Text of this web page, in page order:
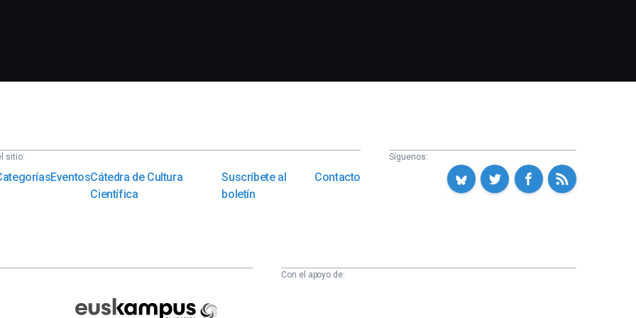
sitio:
EventosCátedra de Cultura
Científica
Suscríbete al
boletín
Contacto
Síguenos:
Fundazioa
Con el apoyo de: